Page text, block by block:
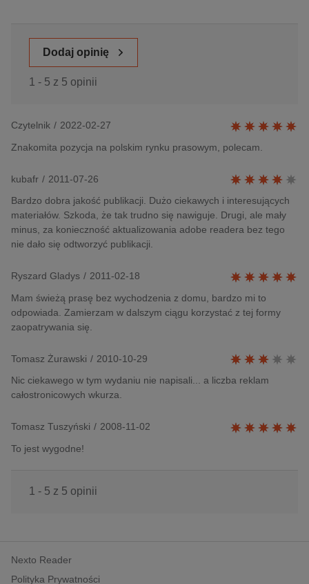
Dodaj opinię
1 - 5 z 5 opinii
Czytelnik / 2022-02-27
Znakomita pozycja na polskim rynku prasowym, polecam.
kubafr / 2011-07-26
Bardzo dobra jakość publikacji. Dużo ciekawych i interesujących
materiałów. Szkoda, że tak trudno się nawiguje. Drugi, ale mały
minus, za konieczność aktualizowania adobe readera bez tego
nie dało się odtworzyć publikacji.
Ryszard Gladys / 2011-02-18
Mam świeżą prasę bez wychodzenia z domu, bardzo mi to
odpowiada. Zamierzam w dalszym ciągu korzystać z tej formy
zaopatrywania się.
Tomasz Żurawski / 2010-10-29
Nic ciekawego w tym wydaniu nie napisali... a liczba reklam
całostronicowych wkurza.
Tomasz Tuszyński / 2008-11-02
To jest wygodne!
1 - 5 z 5 opinii
Nexto Reader
Polityka Prywatności